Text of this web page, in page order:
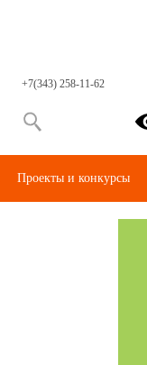
+7(343) 258-11-62
Проекты и конкурсы